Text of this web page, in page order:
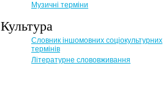
Музичні терміни
Культура
Словник іншомовних соціокультурних
термінів
Літературне слововживання